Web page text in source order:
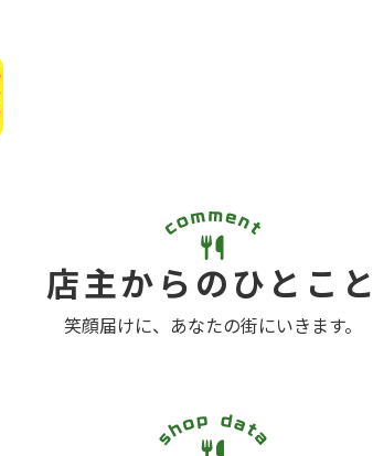
店主からのひとこと
笑顔届けに、あなたの街にいきます。